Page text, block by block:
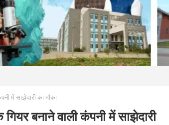
में साझेदारी का मौका
बनाने वाली कंपनी में साझेदारी